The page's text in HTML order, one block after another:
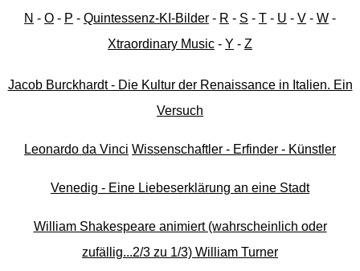
N - O - P - Quintessenz-KI-Bilder - R - S - T - U - V - W -
Xtraordinary Music - Y - Z
Jacob Burckhardt - Die Kultur der Renaissance in Italien. Ein
Versuch
Leonardo da Vinci Wissenschaftler - Erfinder - Künstler
Venedig - Eine Liebeserklärung an eine Stadt
William Shakespeare animiert (wahrscheinlich oder
zufällig...2/3 zu 1/3) William Turner